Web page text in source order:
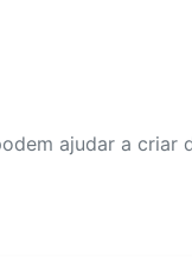
ajudar a criar